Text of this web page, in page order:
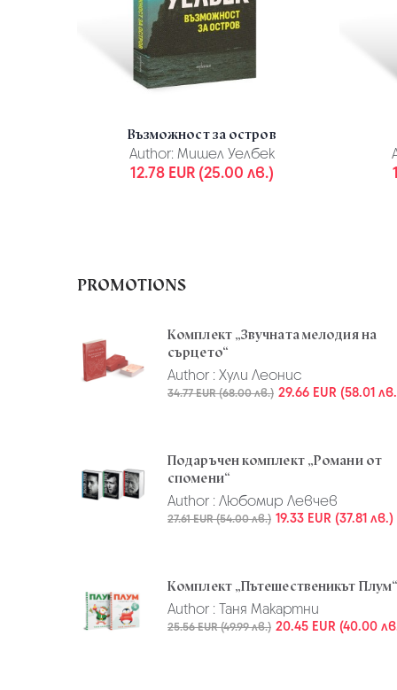
Възможност за остров
Author: Мишел Уелбек
12.78 EUR (25.00 лв.)
PROMOTIONS
Комплект „Звучната мелодия на
сърцето“
Author : Хули Леонис
34.77 EUR (68.00 лв.) 29.66 EUR (58.01
Подаръчен комплект „Романи от
спомени“
Author : Любомир Левчев
27.61 EUR (54.00 лв.) 19.33 EUR (37.81 лв.)
Комплект „Пътешественикът Плум“
Author : Таня Макартни
25.56 EUR (49.99 лв.) 20.45 EUR (40.00